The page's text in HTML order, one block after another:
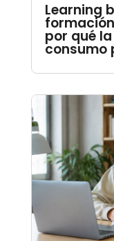
Learning
por qué
consumo